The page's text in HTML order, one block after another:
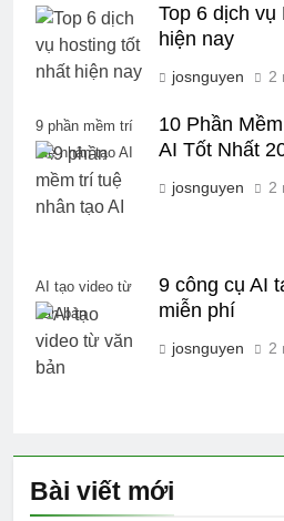
Top 6 dịch vụ
hiện nay
josnguyen 2
9 phần mềm trí
tuệ nhân tạo AI
10 Phần
AI Tốt Nhất
josnguyen 2
AI tạo video từ
văn bản
9 công cụ AI
miễn phí
josnguyen 2
Bài viết mới